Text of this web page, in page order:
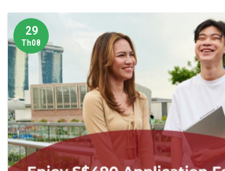
29
Th08